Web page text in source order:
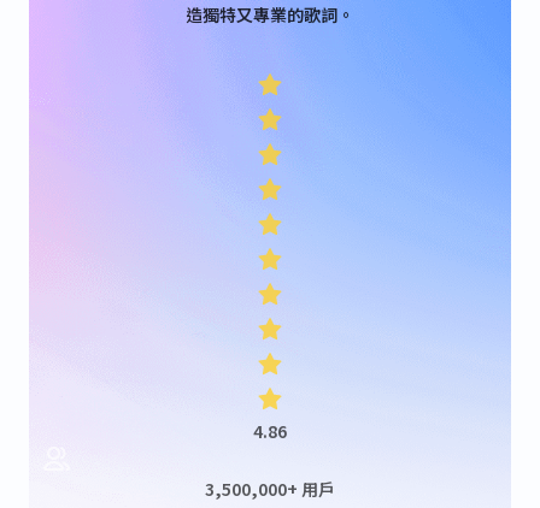
造獨特又專業的歌詞。
4.86
3,500,000+ 用戶